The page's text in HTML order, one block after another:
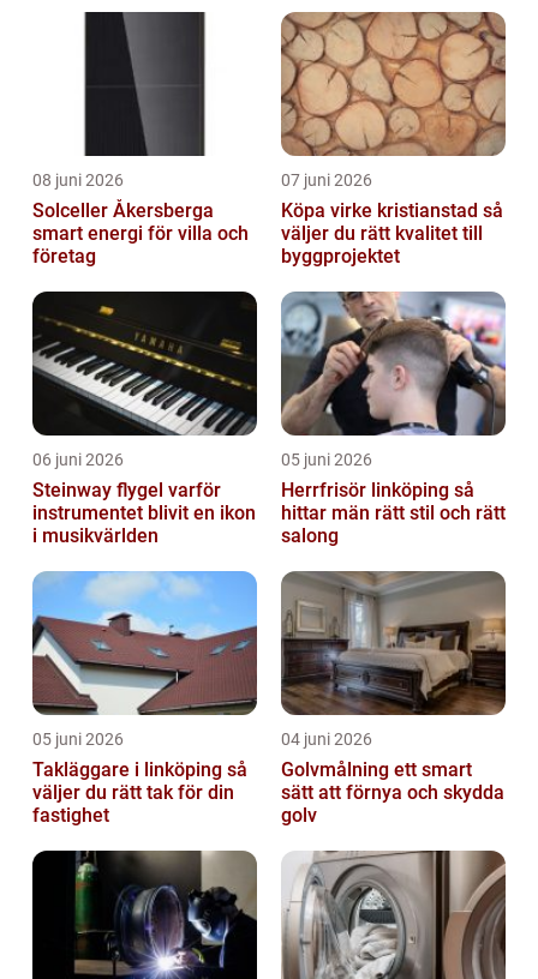
08 juni 2026
Solceller Åkersberga
smart energi för villa och
företag
07 juni 2026
Köpa virke kristianstad så
väljer du rätt kvalitet till
byggprojektet
06 juni 2026
Steinway flygel varför
instrumentet blivit en ikon
i musikvärlden
05 juni 2026
Herrfrisör linköping så
hittar män rätt stil och rätt
salong
05 juni 2026
Takläggare i linköping så
väljer du rätt tak för din
fastighet
04 juni 2026
Golvmålning ett smart
sätt att förnya och skydda
golv